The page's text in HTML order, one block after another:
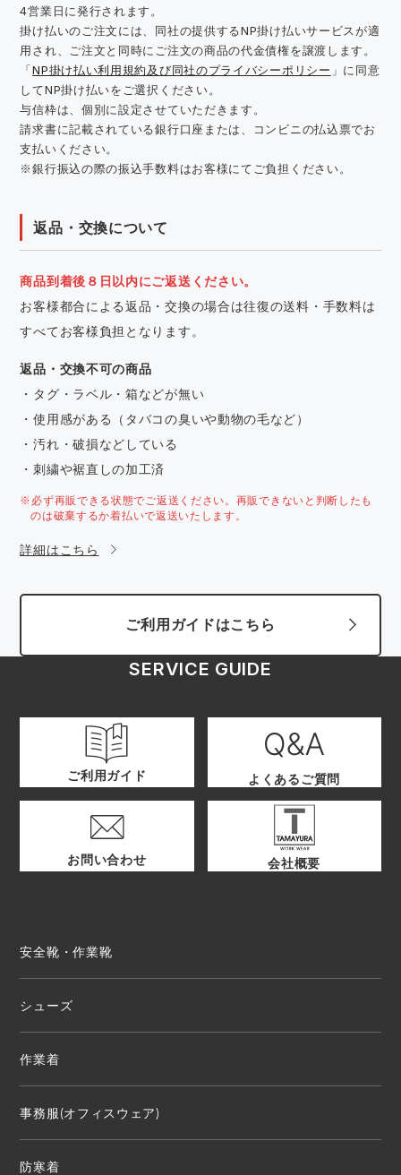
4営業日に発行されます。
掛け払いのご注文には、同社の提供するNP掛け払いサービスが適
用され、ご注文と同時にご注文の商品の代金債権を譲渡します。
「NP掛け払い利用規約及び同社のプライバシーポリシー 」に同意
してNP掛け払いをご選択ください。
与信枠は、個別に設定させていただきます。
請求書に記載されている銀行口座または、コンビニの払込票でお
支払いください。
※銀行振込の際の振込手数料はお客様にてご負担ください。
返品・交換について
商品到着後８日以内にご返送ください。
お客様都合による返品・交換の場合は往復の送料・手数料は
すべてお客様負担となります。
返品・交換不可の商品
・タグ・ラベル・箱などが無い
・使用感がある（タバコの臭いや動物の毛など）
・汚れ・破損などしている
・刺繍や裾直しの加工済
※必ず再販できる状態でご返送ください。再販できないと判断したも
のは破棄するか着払いで返送いたします。
詳細はこちら
ご利用ガイドはこちら
SERVICE GUIDE
ご利用ガイド よくあるご質問
お問い合わせ 会社概要
安全靴・作業靴
シューズ
作業着
事務服(オフィスウェア)
防寒着